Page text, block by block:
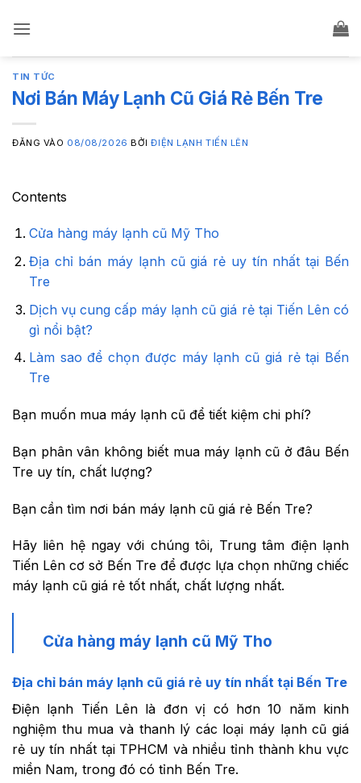
qua
dungTIN TỨC
Nơi Bán Máy Lạnh Cũ Giá Rẻ Bến Tre
ĐĂNG VÀO 08/08/2026 BỞIĐIỆN LẠNH TIẾN LÊN
Contents
Cửa hàng máy lạnh cũ Mỹ Tho
Địa chỉ bán máy lạnh cũ giá rẻ uy tín nhất tại Bến
Tre
Dịch vụ cung cấp máy lạnh cũ giá rẻ tại Tiến Lên có
gì nổi bật?
Làm sao để chọn được máy lạnh cũ giá rẻ tại Bến
Tre
Bạn muốn mua máy lạnh cũ để tiết kiệm chi phí?
Bạn phân vân không biết mua máy lạnh cũ ở đâu Bến
Tre uy tín, chất lượng?
Bạn cần tìm nơi bán máy lạnh cũ giá rẻ Bến Tre?
Hãy liên hệ ngay với chúng tôi, Trung tâm điện lạnh
Tiến Lên cơ sở Bến Tre để được lựa chọn những chiếc
máy lạnh cũ giá rẻ tốt nhất, chất lượng nhất.
Cửa hàng máy lạnh cũ Mỹ Tho
Địa chỉ bán máy lạnh cũ giá rẻ uy tín nhất tại Bến Tre
Điện lạnh Tiến Lên là đơn vị có hơn 10 năm kinh
nghiệm thu mua và thanh lý các loại máy lạnh cũ giá
rẻ uy tín nhất tại TPHCM và nhiều tỉnh thành khu vực
miền Nam, trong đó có tỉnh Bến Tre.